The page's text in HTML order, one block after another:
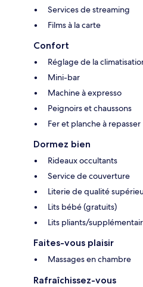
Services de streaming
Films à la carte
Confort
Réglage de la
Mini-bar
Machine à expresso
Peignoirs et chaussons
Fer et planche à repasser
Dormez bien
Rideaux occultants
Service de couverture
Literie de qualité
Lits bébé (gratuits)
Lits pliants/
Faites-vous plaisir
Massages en chambre
Rafraîchissez-vous